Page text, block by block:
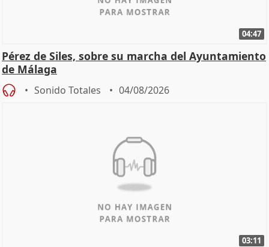
04:47
Pérez de Siles, sobre su marcha del Ayuntamiento
de Málaga
Sonido Totales 04/08/2026
03:11